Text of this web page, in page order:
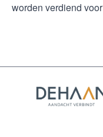
worden verdiend